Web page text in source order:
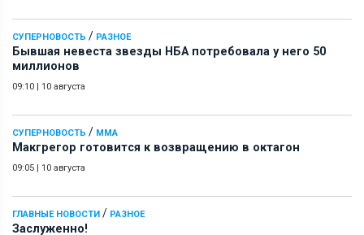
СУПЕРНОВОСТЬ / РАЗНОЕ
Бывшая невеста звезды НБА потребовала у него 50
миллионов
09:10 | 10 августа
СУПЕРНОВОСТЬ / ММА
Макгрегор готовится к возвращению в октагон
09:05 | 10 августа
ГЛАВНЫЕ НОВОСТИ / РАЗНОЕ
Заслуженно!